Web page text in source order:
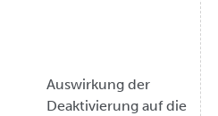
Auswirkung der
Deaktivierung auf die